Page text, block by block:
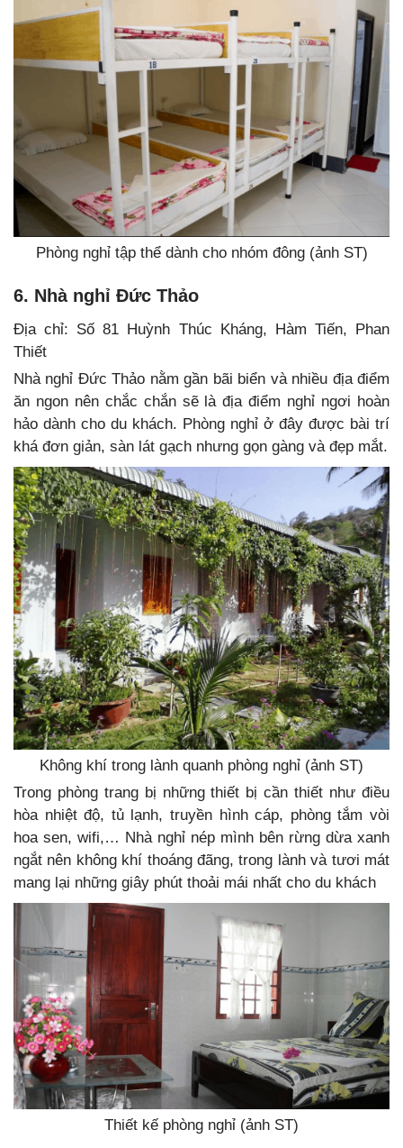
Phòng nghỉ tập thể dành cho nhóm đông (ảnh ST)
6. Nhà nghỉ Đức Thảo
Địa chỉ: Số 81 Huỳnh Thúc Kháng, Hàm Tiến, Phan
Thiết
Nhà nghỉ Đức Thảo nằm gần bãi biển và nhiều địa điểm
ăn ngon nên chắc chắn sẽ là địa điểm nghỉ ngơi hoàn
hảo dành cho du khách. Phòng nghỉ ở đây được bài trí
khá đơn giản, sàn lát gạch nhưng gọn gàng và đẹp mắt.
Không khí trong lành quanh phòng nghỉ (ảnh ST)
Trong phòng trang bị những thiết bị cần thiết như điều
hòa nhiệt độ, tủ lạnh, truyền hình cáp, phòng tắm vòi
hoa sen, wifi,… Nhà nghỉ nép mình bên rừng dừa xanh
ngắt nên không khí thoáng đãng, trong lành và tươi mát
mang lại những giây phút thoải mái nhất cho du khách
Thiết kế phòng nghỉ (ảnh ST)